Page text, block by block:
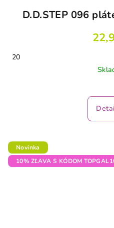
D.D.STEP 096
20
Novinka
10% ZĽAVA S KÓDOM